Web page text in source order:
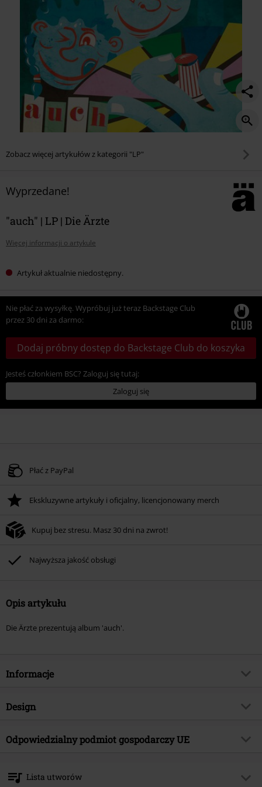
Zobacz więcej artykułów z kategorii "LP"
Wyprzedane!
"auch" | LP | Die Ärzte
Więcej informacji o artykule
Artykuł aktualnie niedostępny.
Nie płać za wysyłkę. Wypróbuj już teraz Backstage Club
przez 30 dni za darmo:
Dodaj próbny dostęp do Backstage Club do koszyka
Jesteś członkiem BSC? Zaloguj się tutaj:
Zaloguj się
Płać z PayPal
Ekskluzywne artykuły i oficjalny, licencjonowany merch
Kupuj bez stresu. Masz 30 dni na zwrot!
Najwyższa jakość obsługi
Opis artykułu
Die Ärzte prezentują album 'auch'.
Informacje
Numer artykułu
Gatunek muzyczny
Punk Rock
Zespół
Design
Rodzaj artykułu
Odpowiedzialny podmiot gospodarczy UE
Mühlenstraße 25
10243 Berlin
Lista utworów